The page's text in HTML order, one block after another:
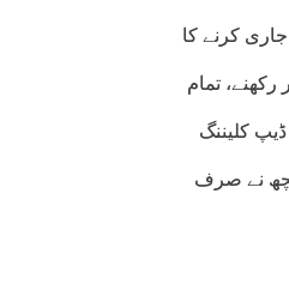
کرنے کا
تمام
کلیننگ
نے صرف